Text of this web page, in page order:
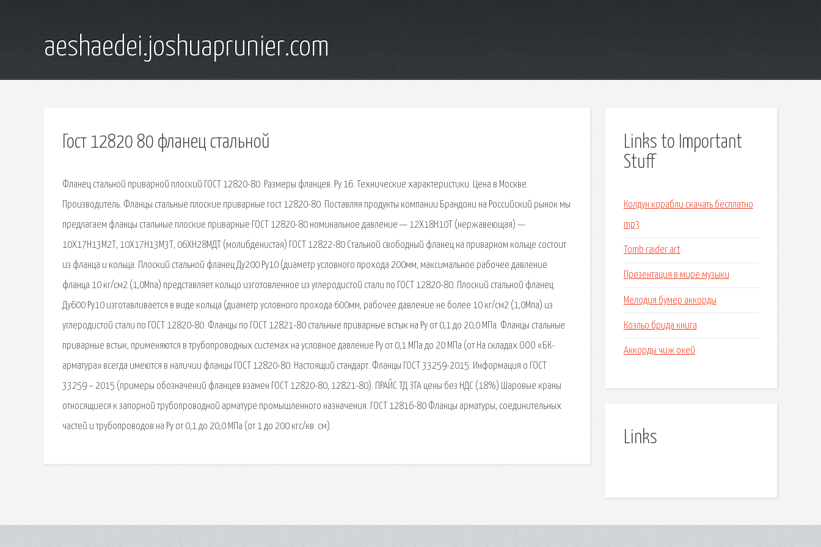
aeshaedei.joshuaprunier.com
Гост 12820 80 фланец стальной
Фланец стальной приварной плоский ГОСТ 12820-80. Размеры фланцев. Ру 16. Технические характеристики. Цена в Москве.
Производитель. Фланцы стальные плоские приварные гост 12820-80. Поставляя продукты компании Брандони на Российский рынок мы
предлагаем фланцы стальные плоские приварные ГОСТ 12820-80 номинальное давление — 12Х18Н10Т (нержавеющая) —
10Х17Н13М2Т, 10Х17Н13М3Т, 06ХН28МДТ (молибденистая) ГОСТ 12822-80 Стальной свободный фланец на приварном кольце состоит
из фланца и кольца. Плоский стальной фланец Ду200 Ру10 (диаметр условного прохода 200мм, максимальное рабочее давление
фланца 10 кг/см2 (1,0Мпа) представляет кольцо изготовленное из углеродистой стали по ГОСТ 12820-80. Плоский стальной фланец
Ду600 Ру10 изготавливается в виде кольца (диаметр условного прохода 600мм, рабочее давление не более 10 кг/см2 (1,0Мпа) из
углеродистой стали по ГОСТ 12820-80. Фланцы по ГОСТ 12821-80 стальные приварные встык на Ру от 0,1 до 20,0 МПа. Фланцы стальные
приварные встык, применяются в трубопроводных системах на условное давление Ру от 0,1 МПа до 20 МПа (от На складах ООО «БК-
арматура» всегда имеются в наличии фланцы ГОСТ 12820-80. Настоящий стандарт. Фланцы ГОСТ 33259-2015. Информация о ГОСТ
33259 – 2015 (примеры обозначений фланцев взамен ГОСТ 12820-80, 12821-80). ПРАЙС ТД ЗТА цены без НДС (18%) Шаровые краны
относящиеся к запорной трубопроводной арматуре промышленного назначения. ГОСТ 12816-80 Фланцы арматуры, соединительных
частей и трубопроводов на Ру от 0,1 до 20,0 МПа (от 1 до 200 кгс/кв. см).
Links to Important
Stuff
Колдун корабли скачать бесплатно
mp3
Tomb raider art
Презентация в мире музыки
Мелодия бумер аккорды
Коэльо брида книга
Аккорды чиж окей
Links